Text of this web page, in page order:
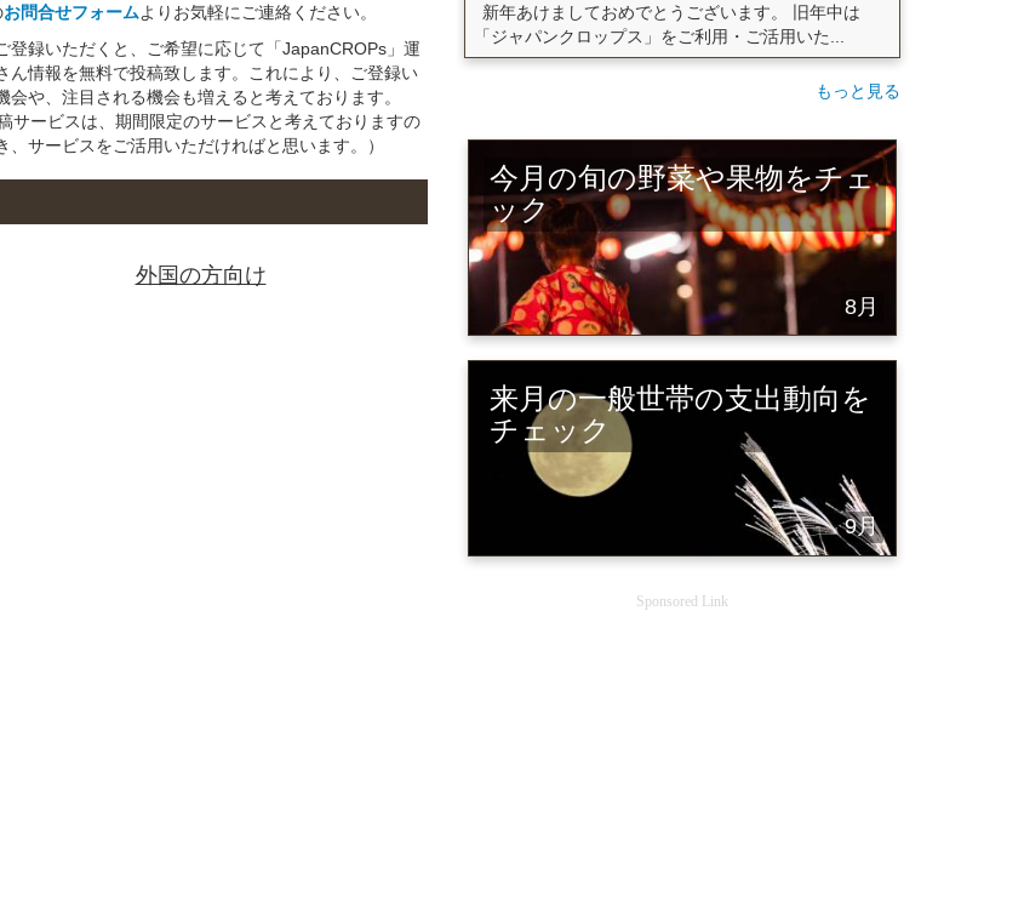
お問合せフォームよりお気軽にご連絡ください。
録いただくと、ご希望に応じて「JapanCROPs」運
情報を無料で投稿致します。これにより、ご登録い
や、注目される機会も増えると考えております。
サービスは、期間限定のサービスと考えておりますの
サービスをご活用いただければと思います。）
外国の方向け
新年あけましておめでとうございます。 旧年中は
「ジャパンクロップス」をご利用・ご活用いた...
もっと見る
今月の旬の野菜や果物をチェ
ック
8月
来月の一般世帯の支出動向を
チェック
9月
Sponsored Link